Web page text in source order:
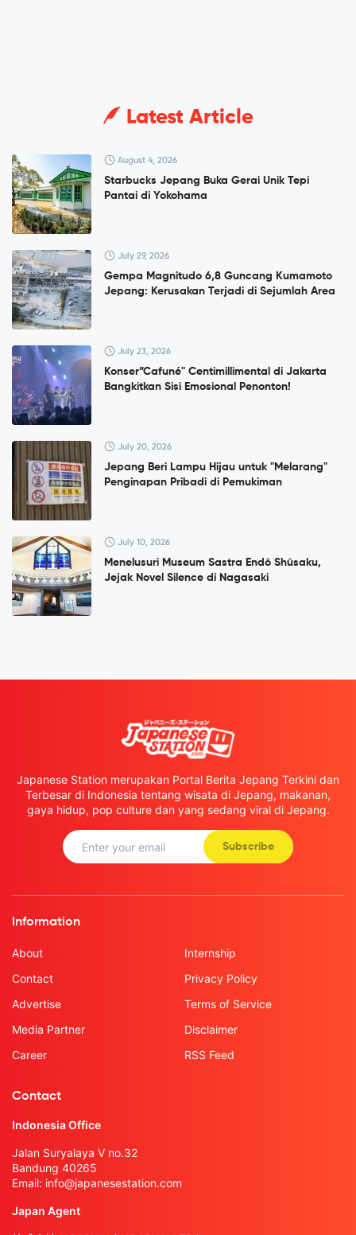
Latest Article
August 4, 2026
Starbucks Jepang Buka Gerai Unik Tepi
Pantai di Yokohama
July 29, 2026
Gempa Magnitudo 6,8 Guncang Kumamoto
Jepang: Kerusakan Terjadi di Sejumlah Area
July 23, 2026
Konser”Cafuné" Centimillimental di Jakarta
Bangkitkan Sisi Emosional Penonton!
July 20, 2026
Jepang Beri Lampu Hijau untuk "Melarang"
Penginapan Pribadi di Pemukiman
July 10, 2026
Menelusuri Museum Sastra Endō Shūsaku,
Jejak Novel Silence di Nagasaki
Japanese Station merupakan Portal Berita Jepang Terkini dan
Terbesar di Indonesia tentang wisata di Jepang, makanan,
gaya hidup, pop culture dan yang sedang viral di Jepang.
Subscribe
Information
About
Contact
Advertise
Media Partner
Career
Internship
Privacy Policy
Terms of Service
Disclaimer
RSS Feed
Contact
Indonesia Office
Jalan Suryalaya V no.32
Bandung 40265
Email: info@japanesestation.com
Japan Agent